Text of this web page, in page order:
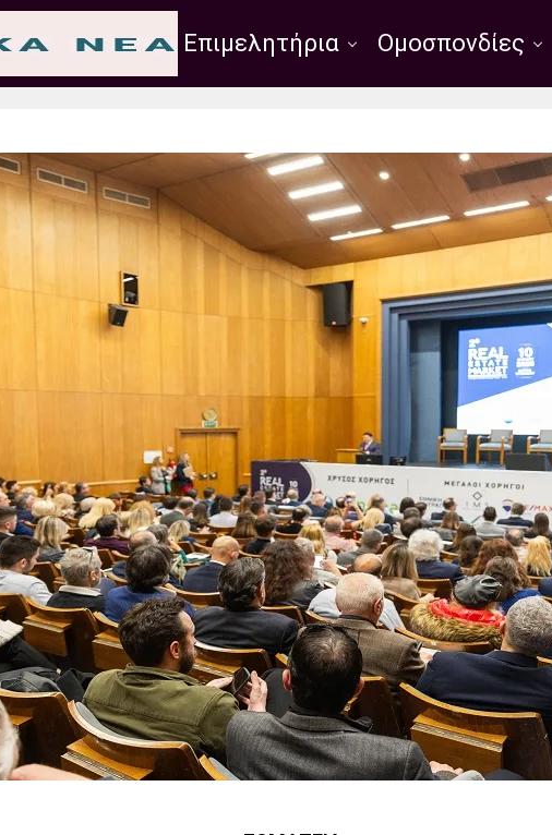
Σύλλογοι Επιμελητήρια Ομοσπονδίες